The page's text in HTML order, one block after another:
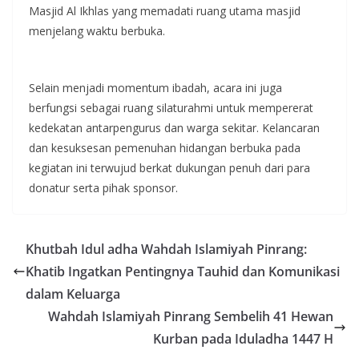
Masjid Al Ikhlas yang memadati ruang utama masjid
menjelang waktu berbuka.
​Selain menjadi momentum ibadah, acara ini juga
berfungsi sebagai ruang silaturahmi untuk mempererat
kedekatan antarpengurus dan warga sekitar. Kelancaran
dan kesuksesan pemenuhan hidangan berbuka pada
kegiatan ini terwujud berkat dukungan penuh dari para
donatur serta pihak sponsor.
Khutbah Idul adha Wahdah Islamiyah Pinrang:
Khatib Ingatkan Pentingnya Tauhid dan Komunikasi
dalam Keluarga
Wahdah Islamiyah Pinrang Sembelih 41 Hewan
Kurban pada Iduladha 1447 H